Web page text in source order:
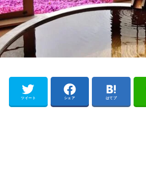
ツイート シェア はてブ